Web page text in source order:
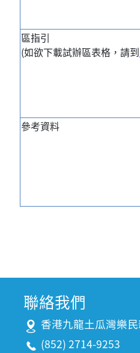
區指引
(如欲下載試辦區表格，請到
參考資料
聯絡我們
香港九龍土瓜灣樂
(852) 2714-9253